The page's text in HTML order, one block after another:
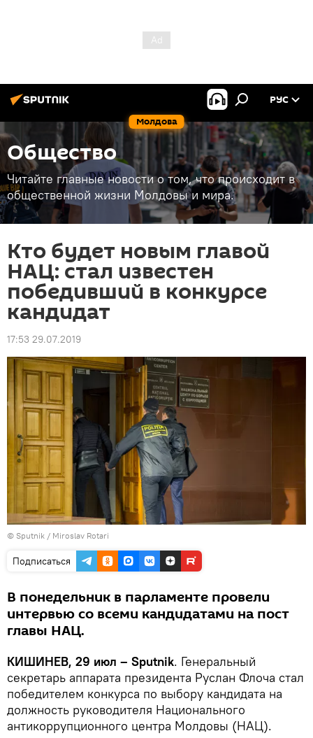
Молдова
РУС
Общество
Читайте главные новости о том, что происходит в
общественной жизни Молдовы и мира.
Кто будет новым главой
НАЦ: стал известен
победивший в конкурсе
кандидат
17:53 29.07.2019
© Sputnik / Miroslav Rotari
Подписаться
В понедельник в парламенте провели
интервью со всеми кандидатами на пост
главы НАЦ.
КИШИНЕВ, 29 июл – Sputnik. Генеральный
секретарь аппарата президента Руслан Флоча стал
победителем конкурса по выбору кандидата на
должность руководителя Национального
антикоррупционного центра Молдовы (НАЦ).